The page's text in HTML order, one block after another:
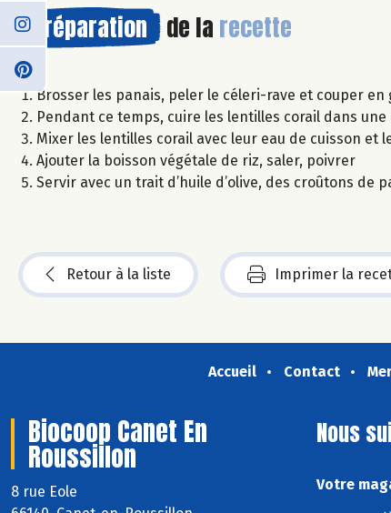
Préparation de la recette
Brosser les panais, peler le céleri-rave et couper
Pendant ce temps, cuire les lentilles corail dans une
Mixer les lentilles corail avec leur eau de cuisson et
Ajouter la boisson végétale de riz, saler, poivrer
Servir avec un trait d’huile d’olive, des croûtons de
Retour à la liste Imprimer la
Accueil Contact
Biocoop Canet En
Roussillon
8 rue Eole
Nous
Votre